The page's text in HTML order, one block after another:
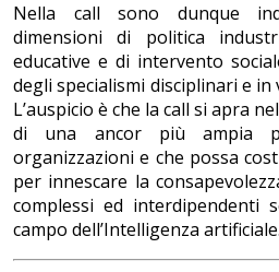
Nella call sono dunque
dimensioni di politica
educative e di intervento
degli specialismi disciplinari e in
L’auspicio è che la call si apra
di una ancor più ampia
organizzazioni e che possa
per innescare la
complessi ed interdipendenti
campo dell’Intelligenza artificiale.